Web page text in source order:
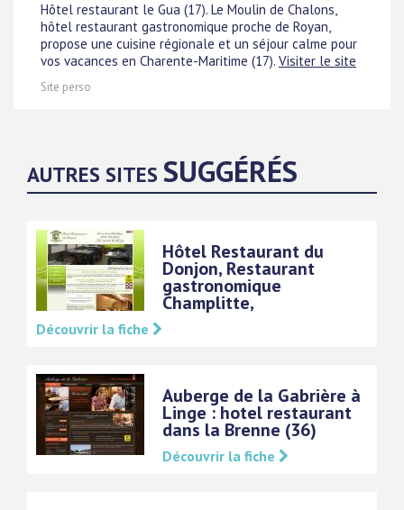
Hôtel restaurant le Gua (17). Le Moulin de Chalons,
hôtel restaurant gastronomique proche de Royan,
propose une cuisine régionale et un séjour calme pour
vos vacances en Charente-Maritime (17). Visiter le site
Site perso
AUTRES SITES SUGGÉRÉS
Hôtel Restaurant du
Donjon, Restaurant
gastronomique
Champlitte,
Découvrir la fiche
Auberge de la Gabrière à
Linge : hotel restaurant
dans la Brenne (36)
Découvrir la fiche